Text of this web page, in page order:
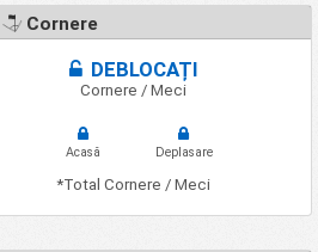
Cornere
DEBLOCAȚI
Cornere / Meci
Acasă Deplasare
*Total Cornere / Meci